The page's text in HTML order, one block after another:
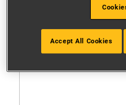
Accept All Cookies